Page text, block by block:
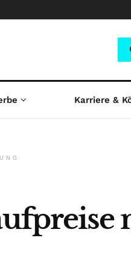
Karriere &